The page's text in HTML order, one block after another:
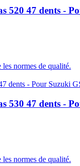
520 47 dents -
normes de qualité.
530 47 dents -
normes de qualité.